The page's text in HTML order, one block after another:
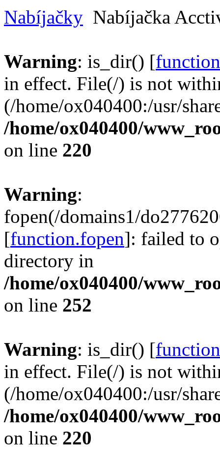
Nabíjačky Nabíjačka
Warning: is_dir() [
in effect. File(/) is not
(/home/ox040400:/usr/
/home/ox040400/
on line 220
Warning:
fopen(/domains1/
[function.fopen]: failed to
directory in
/home/ox040400/
on line 252
Warning: is_dir() [
in effect. File(/) is not
(/home/ox040400:/usr/
/home/ox040400/
on line 220